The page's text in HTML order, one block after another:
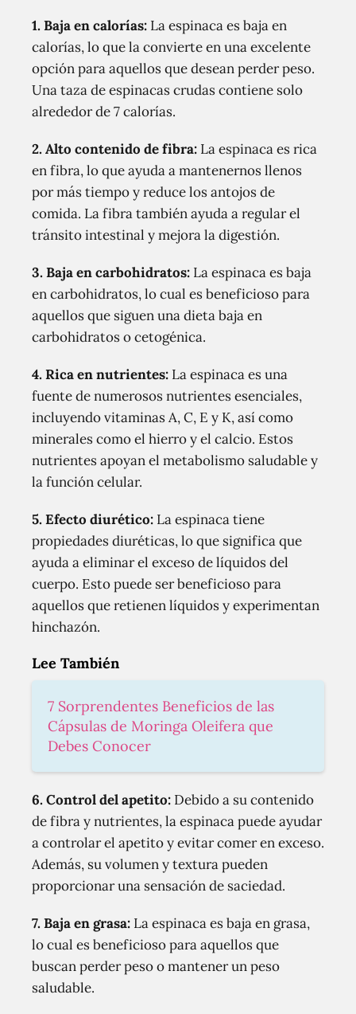
1. Baja en calorías: La espinaca es baja en
calorías, lo que la convierte en una excelente
opción para aquellos que desean perder peso.
Una taza de espinacas crudas contiene solo
alrededor de 7 calorías.
2. Alto contenido de fibra: La espinaca es rica
en fibra, lo que ayuda a mantenernos llenos
por más tiempo y reduce los antojos de
comida. La fibra también ayuda a regular el
tránsito intestinal y mejora la digestión.
3. Baja en carbohidratos: La espinaca es baja
en carbohidratos, lo cual es beneficioso para
aquellos que siguen una dieta baja en
carbohidratos o cetogénica.
4. Rica en nutrientes: La espinaca es una
fuente de numerosos nutrientes esenciales,
incluyendo vitaminas A, C, E y K, así como
minerales como el hierro y el calcio. Estos
nutrientes apoyan el metabolismo saludable y
la función celular.
5. Efecto diurético: La espinaca tiene
propiedades diuréticas, lo que significa que
ayuda a eliminar el exceso de líquidos del
cuerpo. Esto puede ser beneficioso para
aquellos que retienen líquidos y experimentan
hinchazón.
Lee También
7 Sorprendentes Beneficios de las
Cápsulas de Moringa Oleifera que
Debes Conocer
6. Control del apetito: Debido a su contenido
de fibra y nutrientes, la espinaca puede ayudar
a controlar el apetito y evitar comer en exceso.
Además, su volumen y textura pueden
proporcionar una sensación de saciedad.
7. Baja en grasa: La espinaca es baja en grasa,
lo cual es beneficioso para aquellos que
buscan perder peso o mantener un peso
saludable.